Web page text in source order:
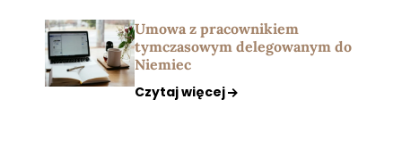
Umowa z pracownikiem
tymczasowym delegowanym do
Niemiec
Czytaj więcej